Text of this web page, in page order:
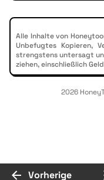
Alle Inhalte von
Unbefugtes Kopieren,
strengstens untersagt
ziehen, einschließlich
2026
Vorherige